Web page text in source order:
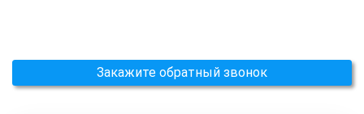
Закажите обратный звонок